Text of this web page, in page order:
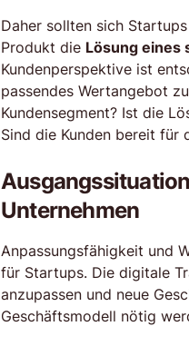
Daher sollten sich
Produkt die Lösung eines
Kundenperspektive ist
passendes Wertangebot
Kundensegment? Ist die
Sind die Kunden bereit für
Unternehmen
Anpassungsfähigkeit und
für Startups. Die digitale
anzupassen und neue
Geschäftsmodell nötig